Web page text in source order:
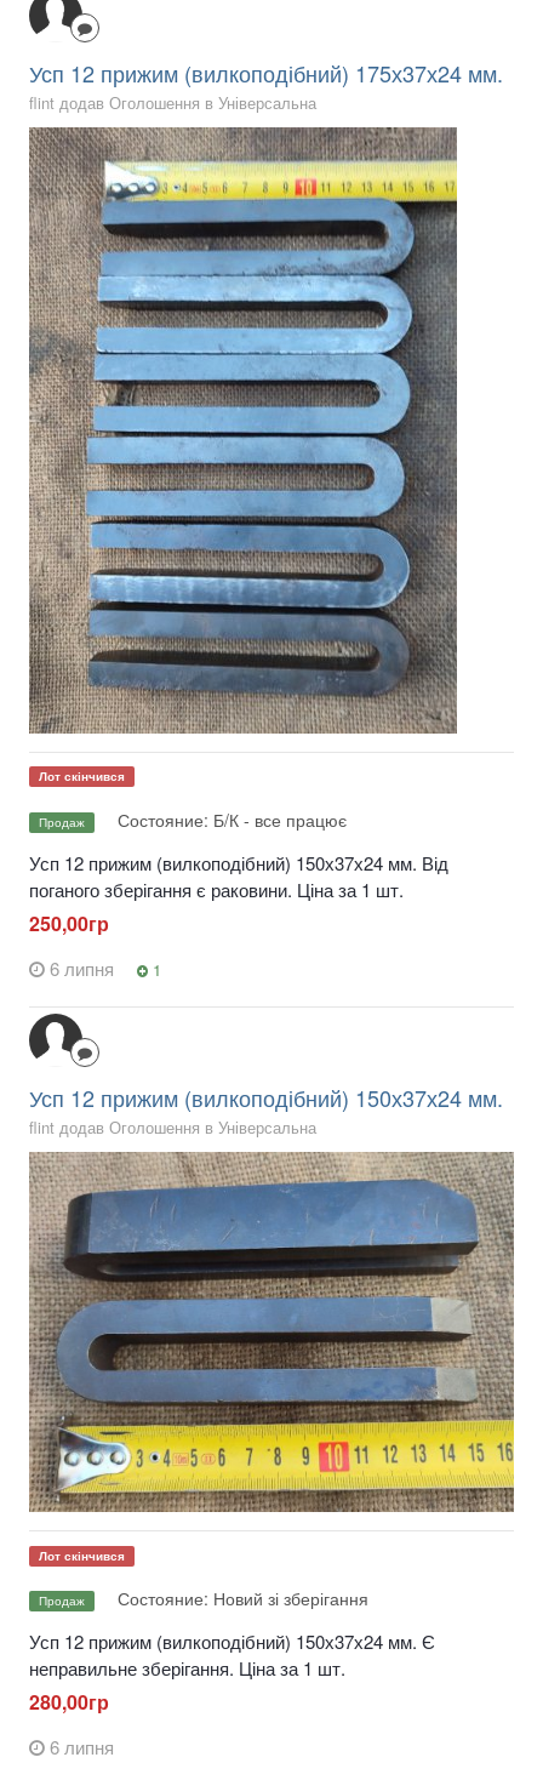
Усп 12 прижим (вилкоподібний) 175х37х24 мм.
flint додав Оголошення в Універсальна
Лот скінчився
Продаж Состояние: Б/К - все працює
Усп 12 прижим (вилкоподібний) 150х37х24 мм. Від
поганого зберігання є раковини. Ціна за 1 шт.
250,00гр
6 липня 1
Усп 12 прижим (вилкоподібний) 150х37х24 мм.
flint додав Оголошення в Універсальна
Лот скінчився
Продаж Состояние: Новий зі зберігання
Усп 12 прижим (вилкоподібний) 150х37х24 мм. Є
неправильне зберігання. Ціна за 1 шт.
280,00гр
6 липня